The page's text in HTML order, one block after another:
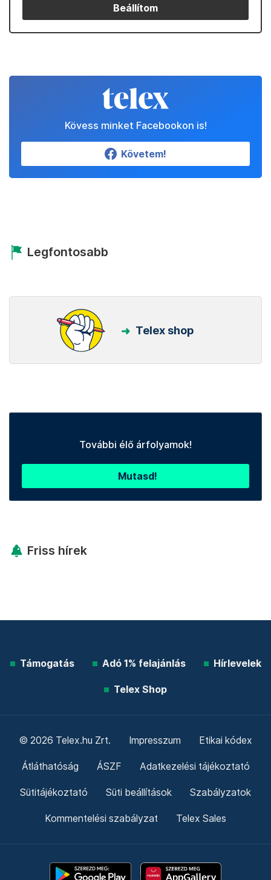
Beállítom
Kövess minket Facebookon is!
Követem!
Legfontosabb
Telex shop
További élő árfolyamok!
Mutasd!
Friss hírek
Támogatás Adó 1% felajánlás Hírlevelek
Telex Shop
© 2026 Telex.hu Zrt. Impresszum Etikai kódex
Átláthatóság ÁSZF Adatkezelési tájékoztató
Sütitájékoztató Süti beállítások Szabályzatok
Kommentelési szabályzat Telex Sales